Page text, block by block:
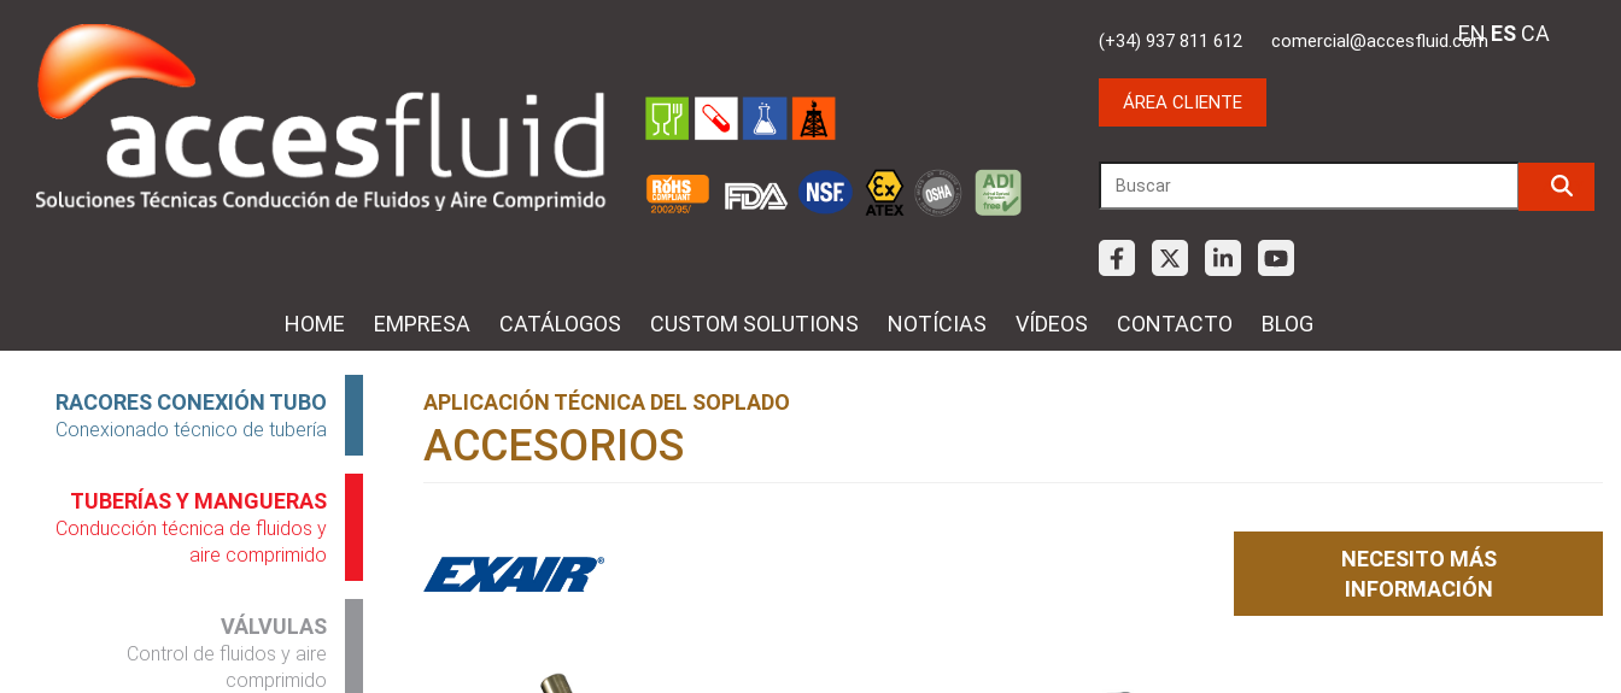
main
content
(+34) 937 811 612 comercial@accesfluid.com
ÁREA CLIENTE
HOME EMPRESA CATÁLOGOS CUSTOM SOLUTIONS NOTÍCIAS VÍDEOS CONTACTO BLOG
EN ES CA
RACORES CONEXIÓN TUBO
Conexionado técnico de tubería
TUBERÍAS Y MANGUERAS
Conducción técnica de fluidos y
aire comprimido
VÁLVULAS
Control de fluidos y aire
comprimido
APLICACIÓN TÉCNICA DEL SOPLADO
ACCESORIOS
NECESITO MÁS
INFORMACIÓN